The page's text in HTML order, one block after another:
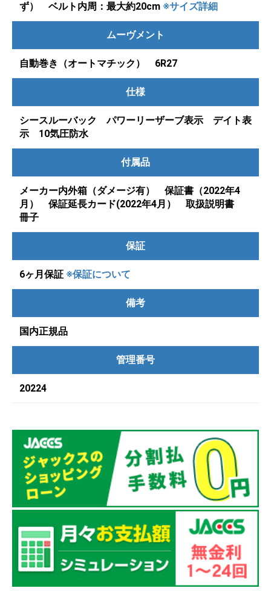
ず） ベルト内周：最大約20cm ※サイズ詳細
ムーヴメント
自動巻き（オートマチック） 6R27
仕様
シースルーバック パワーリーザーブ表示 デイト表
示 10気圧防水
付属品
メーカー内外箱（ダメージ有） 保証書（2022年4
月） 保証延長カード(2022年4月） 取扱説明書
冊子
保証
6ヶ月保証 ※保証について
備考
国内正規品
管理番号
20224